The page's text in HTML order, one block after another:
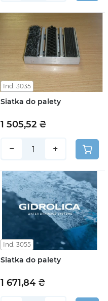
Ind. 3035
Siatka do palety
1 505,52 ₴
− +
Ind. 3055
Siatka do palety
1 671,84 ₴